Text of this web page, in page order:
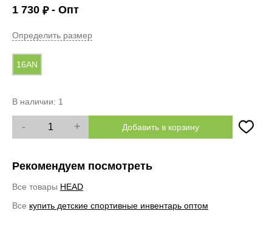
1 730 ₽- Опт
Определить размер
16AN
В наличии: 1
- + Добавить в корзину
Рекомендуем посмотреть
Все товары HEAD
Все купить детские спортивные инвентарь оптом